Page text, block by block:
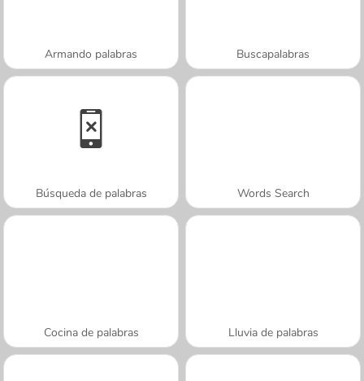
Armando palabras Buscapalabras
Búsqueda de palabras Words Search
Cocina de palabras Lluvia de palabras